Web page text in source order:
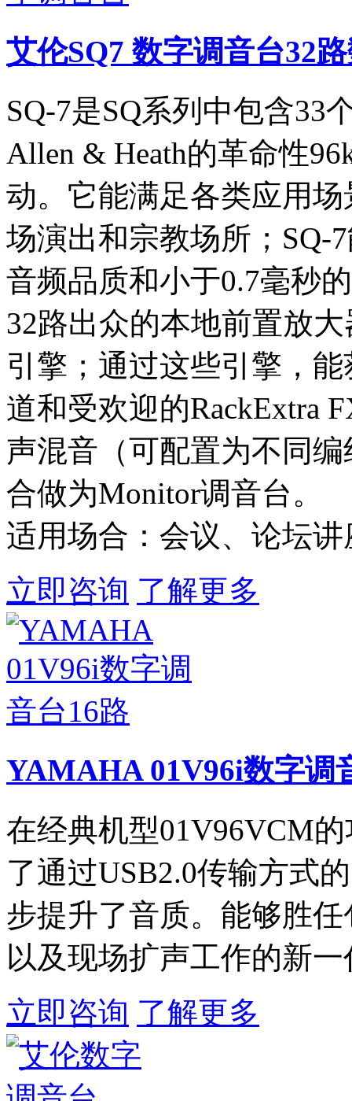
艾伦SQ7 数字调音台32
SQ-7是SQ系列中包含33
Allen & Heath的革命性
动。它能满足各类应用
场演出和宗教场所；SQ-
音频品质和小于0.7毫秒
32路出众的本地前置放
引擎；通过这些引擎，
道和受欢迎的RackExtra
声混音（可配置为不同
合做为Monitor调音台。
适用场合：会议、论坛讲
立即咨询 了解更多
YAMAHA 01V96i数字调
在经典机型01V96VCM
了通过USB2.0传输方式
步提升了音质。能够胜
以及现场扩声工作的新
立即咨询 了解更多